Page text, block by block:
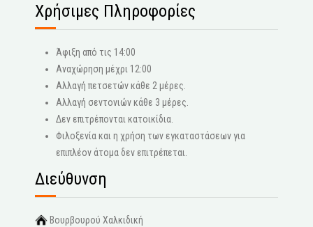
Χρήσιμες Πληροφορίες
Άφιξη από τις 14:00
Αναχώρηση μέχρι 12:00
Αλλαγή πετσετών κάθε 2 μέρες.
Αλλαγή σεντονιών κάθε 3 μέρες.
Δεν επιτρέπονται κατοικίδια.
Φιλοξενία και η χρήση των εγκαταστάσεων για
επιπλέον άτομα δεν επιτρέπεται.
Διεύθυνση
Βουρβουρού Χαλκιδική